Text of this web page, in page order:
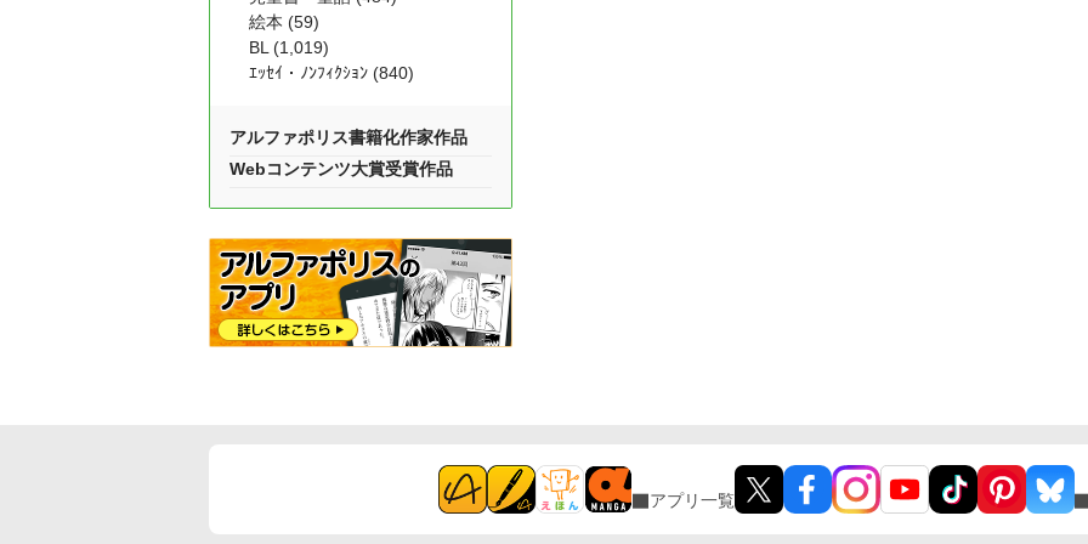
絵本 (59)
BL (1,019)
ｴｯｾｲ・ﾉﾝﾌｨｸｼｮﾝ (840)
アルファポリス書籍化作家作品
Webコンテンツ大賞受賞作品
アプリ一覧